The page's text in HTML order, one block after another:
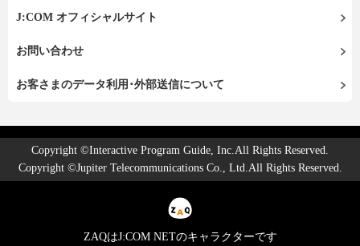
J:COM オフィシャルサイト
お問い合わせ
お客さまのデータ利用･外部送信について
Copyright ©Interactive Program Guide, Inc.All Rights Reserved.
Copyright ©Jupiter Telecommunications Co., Ltd.All Rights Reserved.
ZAQはJ:COM NETのキャラクターです